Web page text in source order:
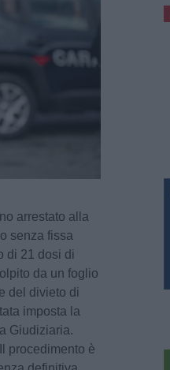
arrestato alla
senza fissa
di 21 dosi di
da un foglio
del divieto di
imposta la
Giudiziaria.
procedimento è